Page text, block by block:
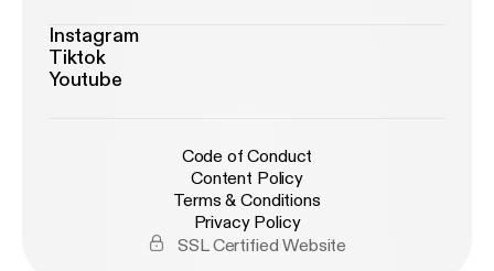
Instagram
Tiktok
Youtube
Code of Conduct
Content Policy
Terms & Conditions
Privacy Policy
SSL Certified Website